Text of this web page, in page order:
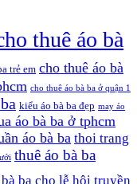
thuê áo bà
trẻ em cho thuê áo bà
cho thuê áo bà ba ở quận 1
kiểu áo bà ba đẹp may áo
áo bà ba ở tphcm
áo bà ba thoi trang
thuê áo bà ba
ba cho lễ hội truyền